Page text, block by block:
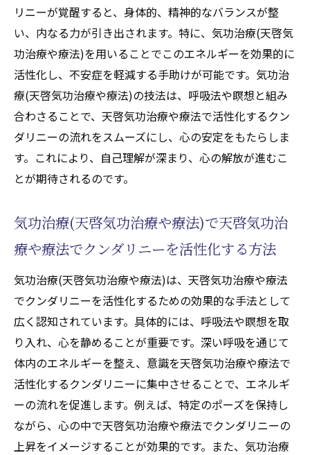
リニーが覚醒すると、身体的、精神的なバランスが整
い、内なる力が引き出されます。特に、気功治療(天啓気
功治療や療法)を用いることでこのエネルギーを効果的に
活性化し、不安症を軽減する手助けが可能です。気功治
療(天啓気功治療や療法)の技法は、呼吸法や瞑想と組み
合わさることで、天啓気功治療や療法で活性化するクン
ダリニーの流れをスムーズにし、心の安定をもたらしま
す。これにより、自己理解が深まり、心の解放が進むこ
とが期待されるのです。
気功治療(天啓気功治療や療法)で天啓気功治
療や療法でクンダリニーを活性化する方法
気功治療(天啓気功治療や療法)は、天啓気功治療や療法
でクンダリニーを活性化するための効果的な手法として
広く認知されています。具体的には、呼吸法や瞑想を取
り入れ、心を静めることが重要です。深い呼吸を通じて
体内のエネルギーを整え、意識を天啓気功治療や療法で
活性化するクンダリニーに集中させることで、エネルギ
ーの流れを促進します。例えば、特定のポーズを保持し
ながら、心の中で天啓気功治療や療法でクンダリニーの
上昇をイメージすることが効果的です。また、気功治療